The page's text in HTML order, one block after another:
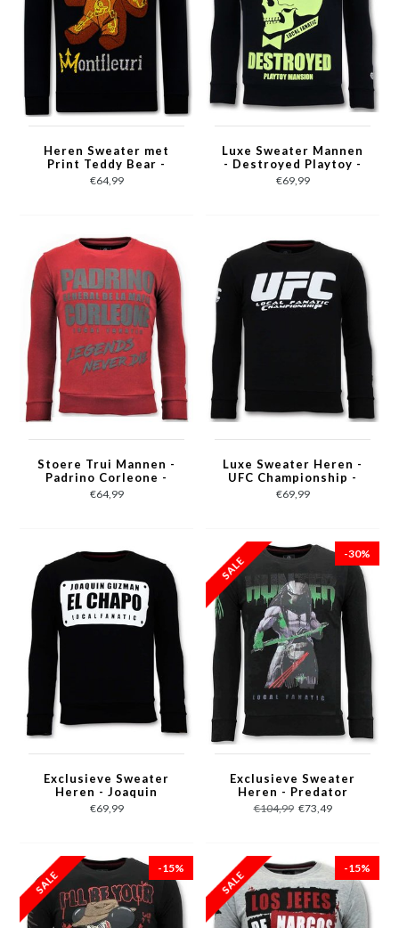
Heren Sweater met
Print Teddy Bear -
3617 - Zwart
€64,99
Luxe Sweater Mannen
- Destroyed Playtoy -
Navy /Zwart
€69,99
Stoere Trui Mannen -
Padrino Corleone -
Rood
€64,99
Luxe Sweater Heren -
UFC Championship -
Zwart
€69,99
Exclusieve Sweater
Heren - Joaquin
Guzman El Chapo -
Zwart
€69,99
-30%
Exclusieve Sweater
Heren - Predator
Hunter - Zwart
€104,99 €73,49
-15% -15%